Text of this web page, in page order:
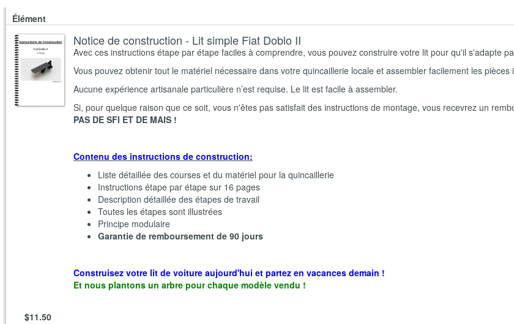
Élément
Notice de construction - Lit simple Fiat Doblo II
Avec ces instructions étape par étape faciles à comprendre, vous pouvez construire votre lit pour qu'il s'adapte
Vous pouvez obtenir tout le matériel nécessaire dans votre quincaillerie locale et assembler facilement les pièces
Aucune expérience artisanale particulière n’est requise. Le lit est facile à assembler.
Si, pour quelque raison que ce soit, vous n'êtes pas satisfait des instructions de montage, vous recevrez un
PAS DE SFI ET DE MAIS !
Contenu des instructions de construction:
Liste détaillée des courses et du matériel pour la quincaillerie
Instructions étape par étape sur 16 pages
Description détaillée des étapes de travail
Toutes les étapes sont illustrées
Principe modulaire
Garantie de remboursement de 90 jours
Construisez votre lit de voiture aujourd'hui et partez en vacances demain !
Et nous plantons un arbre pour chaque modèle vendu !
$11.50